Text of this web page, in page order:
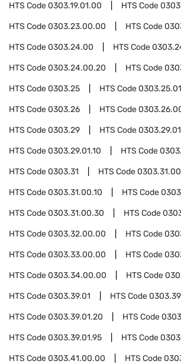
HTS Code0303.19.01.00 HTS Code
HTS Code0303.23.00.00 HTS Code
HTS Code0303.24.00 HTS Code
HTS Code0303.24.00.20 HTS Code
HTS Code0303.25 HTS Code
HTS Code0303.26 HTS Code
HTS Code0303.29 HTS Code0303.29.01
HTS Code0303.29.01.10 HTS Code
HTS Code0303.31 HTS Code0303.31.00
HTS Code0303.31.00.10 HTS Code
HTS Code0303.31.00.30 HTS Code
HTS Code0303.32.00.00 HTS Code
HTS Code0303.33.00.00 HTS Code
HTS Code0303.34.00.00 HTS Code
HTS Code0303.39.01 HTS Code
HTS Code0303.39.01.20 HTS Code
HTS Code0303.39.01.95 HTS Code
HTS Code0303.41.00.00 HTS Code